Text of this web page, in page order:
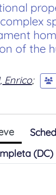
of the
Enrico;
(DC)